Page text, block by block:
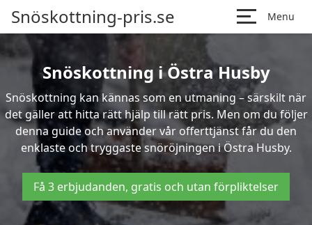
Snöskottning-pris.se Menu
Snöskottning i Östra Husby
Snöskottning kan kännas som en utmaning – särskilt när
det gäller att hitta rätt hjälp till rätt pris. Men om du följer
denna guide och använder vår offerttjänst får du den
enklaste och tryggaste snöröjningen i Östra Husby.
Få 3 erbjudanden, gratis och utan förpliktelser